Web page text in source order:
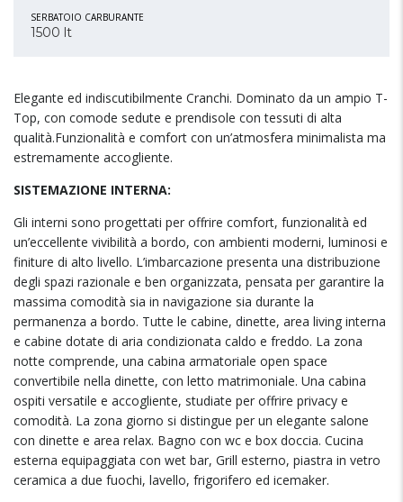
SERBATOIO CARBURANTE
1500 lt
Elegante ed indiscutibilmente Cranchi. Dominato da un ampio T-
Top, con comode sedute e prendisole con tessuti di alta
qualità.Funzionalità e comfort con un’atmosfera minimalista ma
estremamente accogliente.
SISTEMAZIONE INTERNA:
Gli interni sono progettati per offrire comfort, funzionalità ed
un’eccellente vivibilità a bordo, con ambienti moderni, luminosi e
finiture di alto livello. L’imbarcazione presenta una distribuzione
degli spazi razionale e ben organizzata, pensata per garantire la
massima comodità sia in navigazione sia durante la
permanenza a bordo. Tutte le cabine, dinette, area living interna
e cabine dotate di aria condizionata caldo e freddo. La zona
notte comprende, una cabina armatoriale open space
convertibile nella dinette, con letto matrimoniale. Una cabina
ospiti versatile e accogliente, studiate per offrire privacy e
comodità. La zona giorno si distingue per un elegante salone
con dinette e area relax. Bagno con wc e box doccia. Cucina
esterna equipaggiata con wet bar, Grill esterno, piastra in vetro
ceramica a due fuochi, lavello, frigorifero ed icemaker.